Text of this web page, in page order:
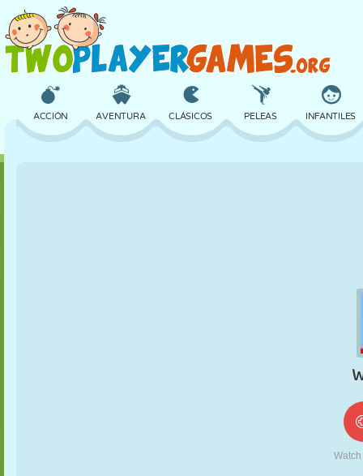
ACCIÓN AVENTURA CLÁSICOS PELEAS INFANTILES